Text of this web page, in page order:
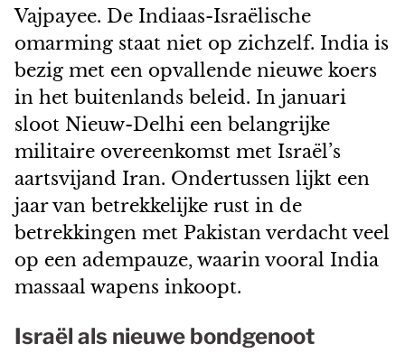
Vajpayee. De Indiaas-Israëlische
omarming staat niet op zichzelf. India is
bezig met een opvallende nieuwe koers
in het buitenlands beleid. In januari
sloot Nieuw-Delhi een belangrijke
militaire overeenkomst met Israël’s
aartsvijand Iran. Ondertussen lijkt een
jaar van betrekkelijke rust in de
betrekkingen met Pakistan verdacht veel
op een adempauze, waarin vooral India
massaal wapens inkoopt.
Israël als nieuwe bondgenoot